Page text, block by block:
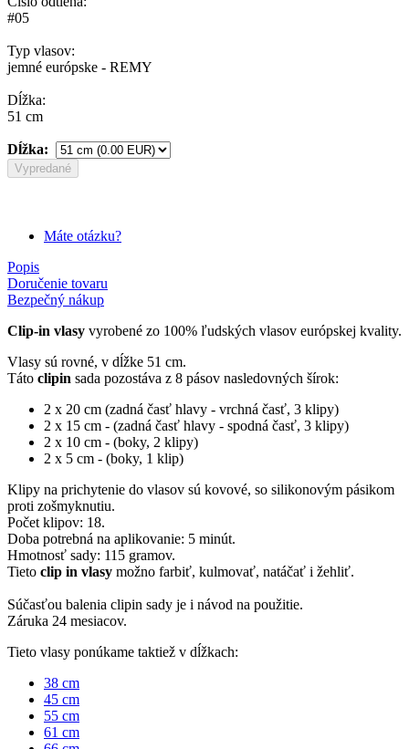
#05
Typ vlasov:
jemné európske - REMY
Dĺžka:
51 cm
Dĺžka:
Vypredané
Máte otázku?
Popis
Doručenie tovaru
Bezpečný nákup
Clip-in vlasy vyrobené zo 100% ľudských vlasov európskej kvality.
Vlasy sú rovné, v dĺžke 51 cm.
Táto clipin sada pozostáva z 8 pásov nasledovných šírok:
2 x 20 cm (zadná časť hlavy - vrchná časť, 3 klipy)
2 x 15 cm - (zadná časť hlavy - spodná časť, 3 klipy)
2 x 10 cm - (boky, 2 klipy)
2 x 5 cm - (boky, 1 klip)
Klipy na prichytenie do vlasov sú kovové, so silikonovým pásikom
proti zošmyknutiu.
Počet klipov: 18.
Doba potrebná na aplikovanie: 5 minút.
Hmotnosť sady: 115 gramov.
Tieto clip in vlasy možno farbiť, kulmovať, natáčať i žehliť.
Súčasťou balenia clipin sady je i návod na použitie.
Záruka 24 mesiacov.
Tieto vlasy ponúkame taktiež v dĺžkach:
38 cm
45 cm
55 cm
61 cm